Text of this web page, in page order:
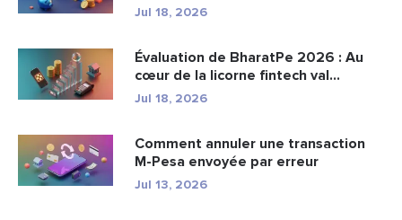
Jul 18, 2026
Évaluation de BharatPe 2026 : Au
cœur de la licorne fintech val...
Jul 18, 2026
Comment annuler une transaction
M-Pesa envoyée par erreur
Jul 13, 2026